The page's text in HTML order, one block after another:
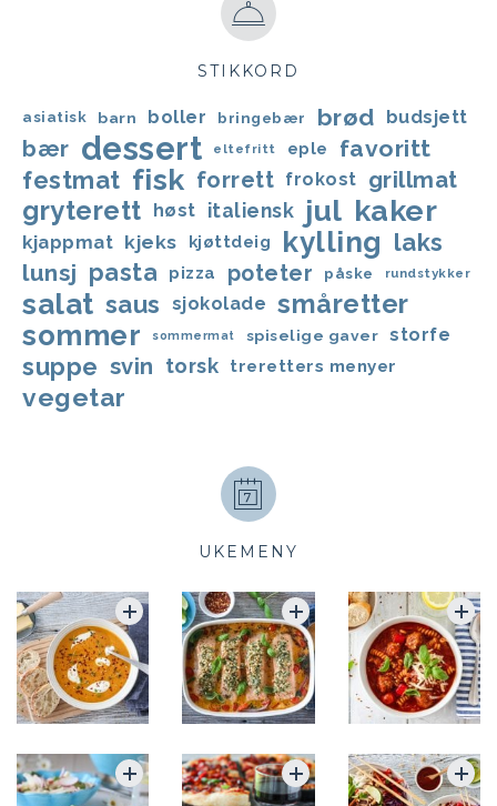
STIKKORD
asiatisk barn boller bringebær brød budsjett
bær dessert eltefritt eple favoritt
festmat fisk forrett frokost grillmat
gryterett høst italiensk jul kaker
kjappmat kjeks kjøttdeig kylling laks
lunsj pasta pizza poteter påske rundstykker
salat saus sjokolade småretter
sommer sommermat spiselige gaver storfe
suppe svin torsk treretters menyer
vegetar
UKEMENY